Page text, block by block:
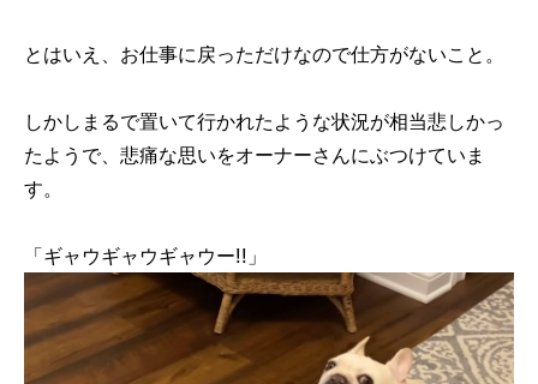
とはいえ、お仕事に戻っただけなので仕方がないこと。
しかしまるで置いて行かれたような状況が相当悲しかっ
たようで、悲痛な思いをオーナーさんにぶつけていま
す。
「ギャウギャウギャウー!!」